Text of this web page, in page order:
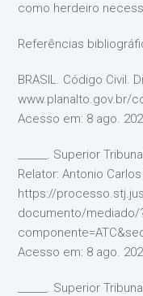
como herdeiro
Referências
BRASIL. Código Civil.
www.planalto.gov.br/
Acesso em: 8 ago.
______. Superior
Relator: Antonio
https://
documento/mediado/
Acesso em: 8 ago.
______. Superior